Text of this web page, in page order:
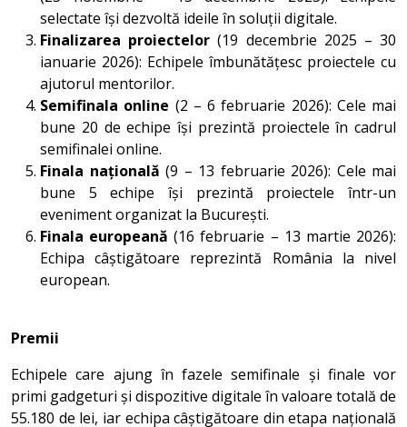
selectate își dezvoltă ideile în soluții digitale.
Finalizarea proiectelor (19 decembrie 2025 – 30
ianuarie 2026): Echipele îmbunătățesc proiectele cu
ajutorul mentorilor.
Semifinala online (2 – 6 februarie 2026): Cele mai
bune 20 de echipe își prezintă proiectele în cadrul
semifinalei online.
Finala națională (9 – 13 februarie 2026): Cele mai
bune 5 echipe își prezintă proiectele într-un
eveniment organizat la București.
Finala europeană (16 februarie – 13 martie 2026):
Echipa câștigătoare reprezintă România la nivel
european.
Premii
Echipele care ajung în fazele semifinale și finale vor
primi gadgeturi și dispozitive digitale în valoare totală de
55.180 de lei, iar echipa câștigătoare din etapa națională